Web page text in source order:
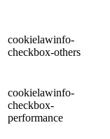
cookielawinfo-
checkbox-others
cookielawinfo-
checkbox-
performance